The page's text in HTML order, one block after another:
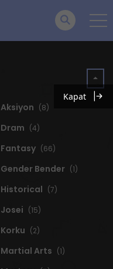
Aksiyon (8)
Dram (4)
Fantasy (66)
Gender Bender (1)
Historical (7)
Josei (15)
Korku (2)
Martial Arts (1)
Kapat